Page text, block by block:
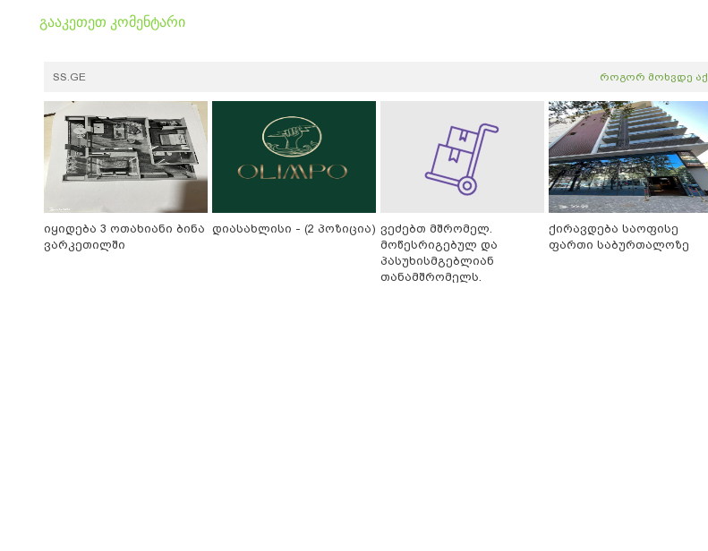
გააკეთეთ კომენტარი
SS.GE როგორ მოხვდე აქ
იყიდება 3 ოთახიანი ბინა
ვარკეთილში
დიასახლისი - (2 პოზიცია) ვეძებთ მშრომელ.
მოწესრიგებულ და
პასუხისმგებლიან
თანამშრომელს.
ქირავდება საოფისე
ფართი საბურთალოზე